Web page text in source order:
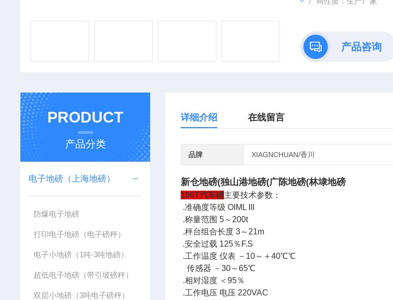
称重仪表：- +40度。
产品咨询
PRODUCT
产品分类
电子地磅（上海地磅）
防爆电子地磅
打印电子地磅（电子磅秤）
电子小地磅（1吨-3吨地磅）
超低电子地磅（带引坡磅秤）
双层小地磅（3吨电子磅秤）
详细介绍 在线留言
品牌 XIAGNCHUAN/香川
新仓地磅(独山港地磅(广陈地磅(林埭地磅
100T汽车磅主要技术参数：
.准确度等级 OIML III
.称量范围 5～200t
.秤台组合长度 3～21m
.安全过载 125％F.S
.工作温度 仪表 －10～＋40℃℃
传感器 －30～65℃
.相对湿度 ＜95％
.工作电压 电压 220VAC